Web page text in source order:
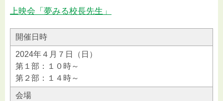
上映会「夢みる校長先生」
開催日時
2024年４月７日（日）
第１部：１０時～
第２部：１４時～
会場